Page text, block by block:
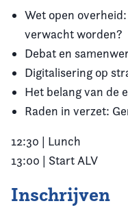
Wet open
verwacht worden?
Debat en
Digitalisering op
Het belang van de
Raden in verzet:
12:30 | Lunch
13:00 | Start ALV
Inschrijven